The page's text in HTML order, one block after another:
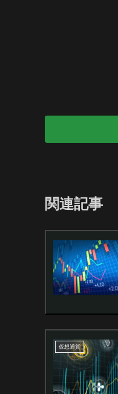
関連記事
仮想通貨